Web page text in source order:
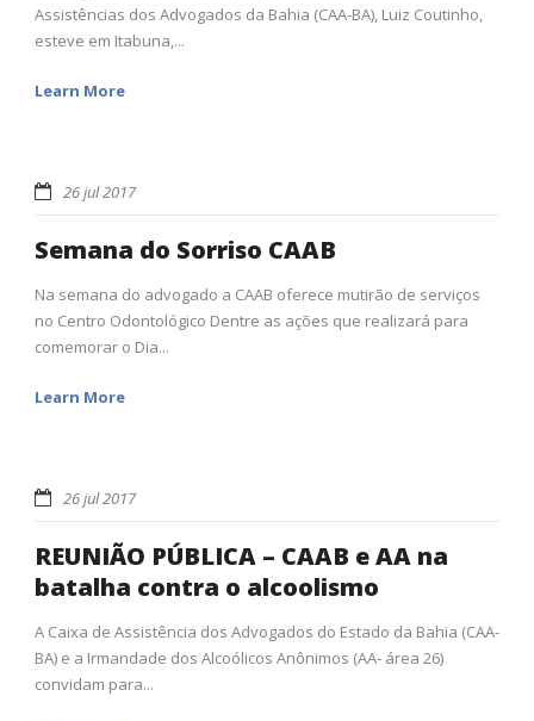
Assistências dos Advogados da Bahia (CAA-BA), Luiz Coutinho,
esteve em Itabuna,...
Learn More
26 jul 2017
Semana do Sorriso CAAB
Na semana do advogado a CAAB oferece mutirão de serviços
no Centro Odontológico Dentre as ações que realizará para
comemorar o Dia...
Learn More
26 jul 2017
REUNIÃO PÚBLICA – CAAB e AA na
batalha contra o alcoolismo
A Caixa de Assistência dos Advogados do Estado da Bahia (CAA-
BA) e a Irmandade dos Alcoólicos Anônimos (AA- área 26)
convidam para...